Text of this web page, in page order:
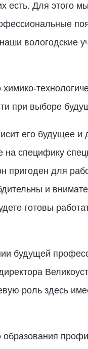
есть. Для этого
вологодские
при выборе
его будущее
специфику
пригоден для
и
готовы
будущей
роль здесь